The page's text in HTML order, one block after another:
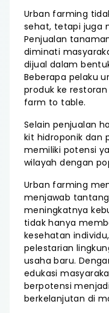
Urban farming
sehat, tetapi juga
Penjualan
diminati
dijual dalam
Beberapa pelaku
produk ke
farm to table.
Selain penjualan
kit hidroponik dan
memiliki potensi
wilayah dengan
Urban farming
menjawab
meningkatnya
tidak hanya
kesehatan
pelestarian
usaha baru.
edukasi
berpotensi
berkelanjutan di